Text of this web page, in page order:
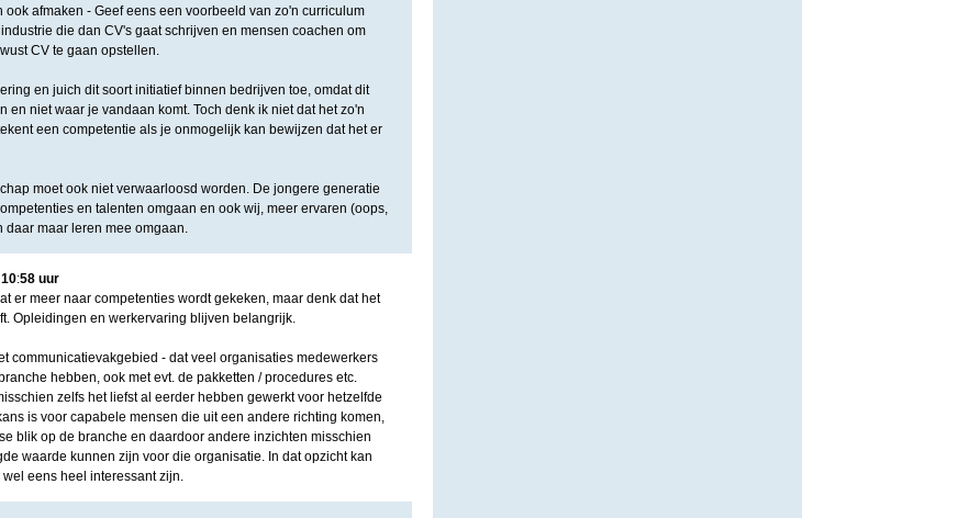
ook afmaken - Geef eens een voorbeeld van zo'n curriculum
die dan CV's gaat schrijven en mensen coachen om
CV te gaan opstellen.
en juich dit soort initiatief binnen bedrijven toe, omdat dit
en niet waar je vandaan komt. Toch denk ik niet dat het zo'n
een competentie als je onmogelijk kan bewijzen dat het er
moet ook niet verwaarloosd worden. De jongere generatie
en talenten omgaan en ook wij, meer ervaren (oops,
daar maar leren mee omgaan.
10:58 uur
er meer naar competenties wordt gekeken, maar denk dat het
Opleidingen en werkervaring blijven belangrijk.
communicatievakgebied - dat veel organisaties medewerkers
hebben, ook met evt. de pakketten / procedures etc.
zelfs het liefst al eerder hebben gewerkt voor hetzelfde
is voor capabele mensen die uit een andere richting komen,
blik op de branche en daardoor andere inzichten misschien
waarde kunnen zijn voor die organisatie. In dat opzicht kan
eens heel interessant zijn.